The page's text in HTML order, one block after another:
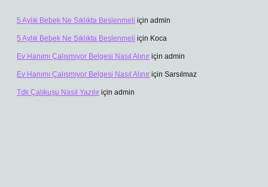
5 Aylık Bebek Ne Sıklıkta Beslenmeli için admin
5 Aylık Bebek Ne Sıklıkta Beslenmeli için Koca
Ev Hanımı Çalışmıyor Belgesi Nasıl Alınır için admin
Ev Hanımı Çalışmıyor Belgesi Nasıl Alınır için Sarsılmaz
Tdk Çalıkuşu Nasıl Yazılır için admin